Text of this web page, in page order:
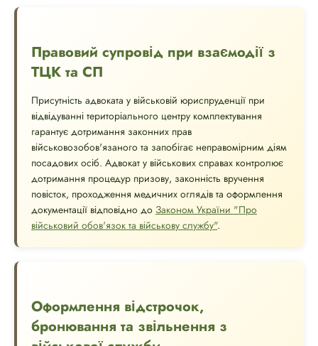
Правовий супровід при взаємодії з
ТЦК та СП
Присутність адвоката у військовій юриспруденції при
відвідуванні територіального центру комплектування
гарантує дотримання законних прав
військовозобов'язаного та запобігає неправомірним діям
посадових осіб. Адвокат у військових справах контролює
дотримання процедур призову, законність вручення
повісток, проходження медичних оглядів та оформлення
документації відповідно до Законом України "Про
військовий обов'язок та військову службу".
Оформлення відстрочок,
бронювання та звільнення з